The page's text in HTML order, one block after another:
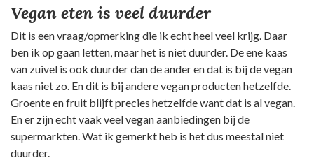
Vegan eten is veel duurder
Dit is een vraag/opmerking die ik echt heel veel krijg. Daar
ben ik op gaan letten, maar het is niet duurder. De ene kaas
van zuivel is ook duurder dan de ander en dat is bij de vegan
kaas niet zo. En dit is bij andere vegan producten hetzelfde.
Groente en fruit blijft precies hetzelfde want dat is al vegan.
En er zijn echt vaak veel vegan aanbiedingen bij de
supermarkten. Wat ik gemerkt heb is het dus meestal niet
duurder.